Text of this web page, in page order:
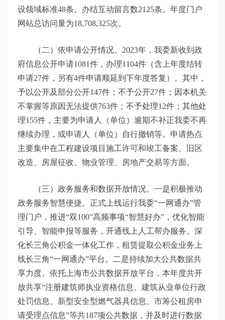
设领域标准48条。办结互动留言数2125条。年度门户
网站总访问量为18,708,325次。
（二）依申请公开情况。2023年，我委新收到政
府信息公开申请1081件，办理1104件（含上年度结转
申请27件，另有4件申请顺延到下年度答复）。其中，
予以公开及部分公开147件；不予公开27件；因本机关
不掌握等原因无法提供763件；不予处理12件；其他处
理155件，主要为申请人（单位）逾期不补正我委不再
继续办理，或申请人（单位）自行撤销等。申请热点
主要集中在工程建设项目施工许可和竣工备案、旧区
改造、房屋征收、物业管理、房地产交易等方面。
（三）政务服务和数据开放情况。一是积极推动
政务服务智慧便捷。正式上线运行我委“一网通办”管
理门户，推进“双100”高频事项“智慧好办”，优化智能
引导、智能申报等服务，开通线上人工帮办服务。深
化长三角公积金一体化工作，租赁提取公积金业务上
线长三角“一网通办”平台。二是持续加大公共数据共
享力度。依托上海市公共数据开放平台，本年度共开
放共享“注册建筑师执业资格信息、建筑从业单位行政
处罚信息、新型安全型燃气器具信息、市筹公租房申
请受理点信息”等共187项公共数据，并及时进行数据